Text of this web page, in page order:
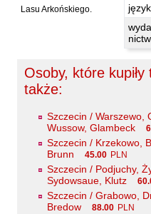
Jakubowski Paweł
Jocher Waldemar
Juzyszyn Wojciech
Kain Dawid
Kalenin Magdalena
Kamiński Gabriel Leonard
Kaniecka-Mazurek Anna
język
Lasu Arkońskiego.
Osoby, które kupiły
także:
Szczecin / Warszewo,
Wussow, Glambeck
Szczecin / Krzekowo,
Brunn
45.00 PLN
Szczecin / Podjuchy,
Sydowsaue, Klutz
Szczecin / Grabowo,
Bredow
88.00 PLN